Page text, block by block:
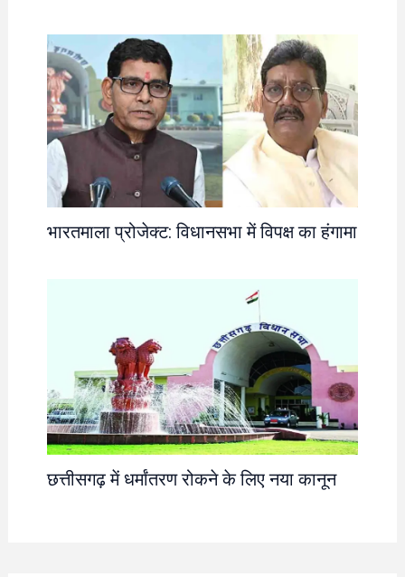
भारतमाला प्रोजेक्ट: विधानसभा में विपक्ष का हंगामा
छत्तीसगढ़ में धर्मांतरण रोकने के लिए नया कानून